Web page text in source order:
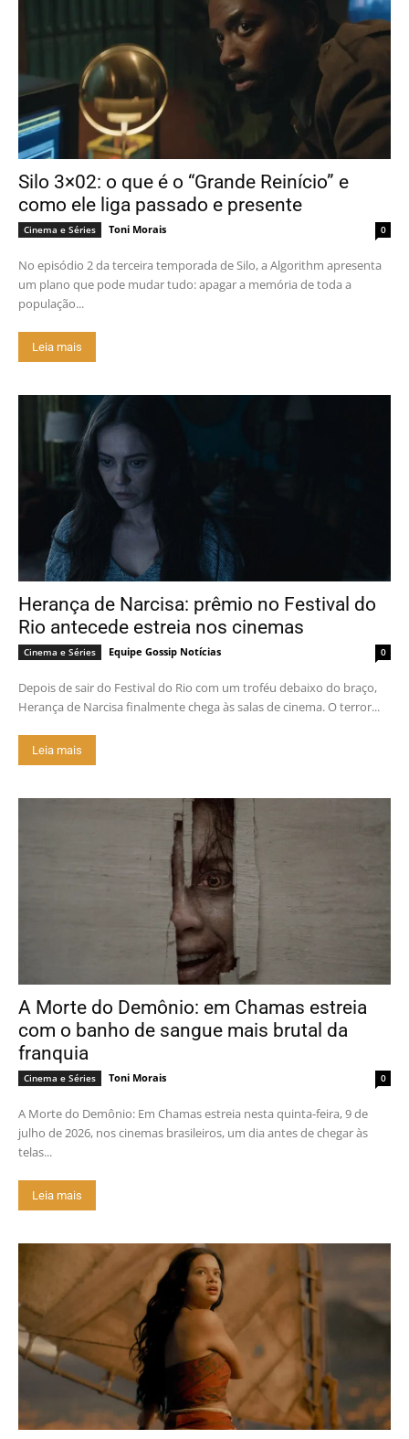
Silo 3×02: o que é o “Grande Reinício” e
como ele liga passado e presente
Cinema e Séries Toni Morais 0
No episódio 2 da terceira temporada de Silo, a Algorithm apresenta
um plano que pode mudar tudo: apagar a memória de toda a
população...
Leia mais
Herança de Narcisa: prêmio no Festival do
Rio antecede estreia nos cinemas
Cinema e Séries Equipe Gossip Notícias 0
Depois de sair do Festival do Rio com um troféu debaixo do braço,
Herança de Narcisa finalmente chega às salas de cinema. O terror...
Leia mais
A Morte do Demônio: em Chamas estreia
com o banho de sangue mais brutal da
franquia
Cinema e Séries Toni Morais 0
A Morte do Demônio: Em Chamas estreia nesta quinta-feira, 9 de
julho de 2026, nos cinemas brasileiros, um dia antes de chegar às
telas...
Leia mais